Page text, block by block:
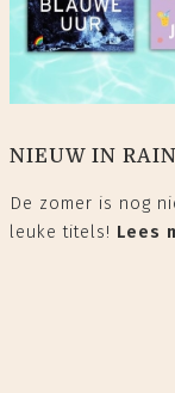
NIEUW IN
De zomer is nog
leuke titels! Lees